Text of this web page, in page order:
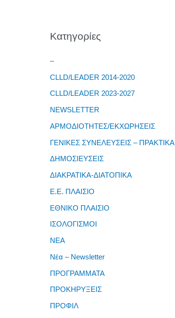
Kατηγορίες
–
CLLD/LEADER 2014-2020
CLLD/LEADER 2023-2027
NEWSLETTER
ΑΡΜΟΔΙΟΤΗΤΕΣ/ΕΚΧΩΡΗΣΕΙΣ
ΓΕΝΙΚΕΣ ΣΥΝΕΛΕΥΣΕΙΣ – ΠΡΑΚΤΙΚΑ
ΔΗΜΟΣΙΕΥΣΕΙΣ
ΔΙΑΚΡΑΤΙΚΑ-ΔΙΑΤΟΠΙΚΑ
Ε.Ε. ΠΛΑΙΣΙΟ
ΕΘΝΙΚΟ ΠΛΑΙΣΙΟ
ΙΣΟΛΟΓΙΣΜΟΙ
ΝΕΑ
Νέα – Newsletter
ΠΡΟΓΡΑΜΜΑΤΑ
ΠΡΟΚΗΡΥΞΕΙΣ
ΠΡΟΦΙΛ